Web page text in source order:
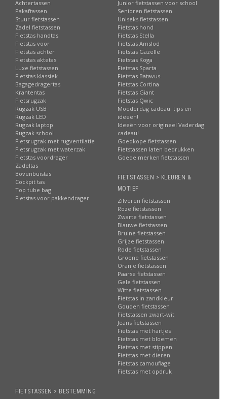
Achtertassen
Pakaftassen
Stuur fietstassen
Zadel fietstassen
Fietstas handtas
Fietstas voor
Fietstas achter
Fietstas aktetas
Luxe fietstassen
Fietstas klassiek
Bagagedragertas
Krantentas
Fietsrugzak
Rugzak USB
Rugzak LED
Rugzak laptop
Rugzak school
Fietsrugzak met rugventilatie
Fietsrugzak met waterzak
Fietstas voordrager
Zadeltas
Bovenbuistas
Cockpit tas
Top tube bag
Fietstas voor pakkendrager
Junior fietstassen voor school
Senioren fietstassen
Uniseks fietstassen
Fietstas hond
Fietstas Stella
Fietstas Amslod
Fietstas Gazelle
Fietstas Koga
Fietstas Sparta
Fietstas Batavus
Fietstas Cortina
Fietstas Giant
Fietstas Qwic
Moederdag cadeau: tips en
ideeën!
Ideeën voor origineel Vaderdag
cadeau!
Goedkope fietstassen
Fietstassen laten bedrukken
Goede merken fietstassen
FIETSTASSEN > KLEUREN &
MOTIEF
Zilveren fietstassen
Roze fietstassen
Zwarte fietstassen
Blauwe fietstassen
Bruine fietstassen
Grijze fietstassen
Rode fietstassen
Groene fietstassen
Oranje fietstassen
Paarse fietstassen
Gele fietstassen
Witte fietstassen
Fietstas in zandkleur
Gouden fietstassen
Fietstassen zwart-wit
Jeans fietstassen
Fietstas met hartjes
Fietstas met bloemen
Fietstas met stippen
Fietstas met dieren
Fietstas camouflage
Fietstas met opdruk
FIETSTASSEN > BESTEMMING